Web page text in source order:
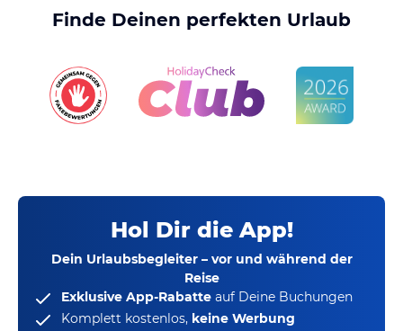
Finde Deinen perfekten Urlaub
Hol Dir die App!
Dein Urlaubsbegleiter – vor und während der
Reise
Exklusive App-Rabatte auf Deine Buchungen
Komplett kostenlos, keine Werbung